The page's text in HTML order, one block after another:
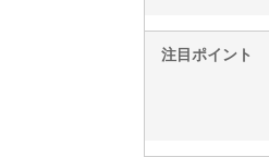
注目ポイント